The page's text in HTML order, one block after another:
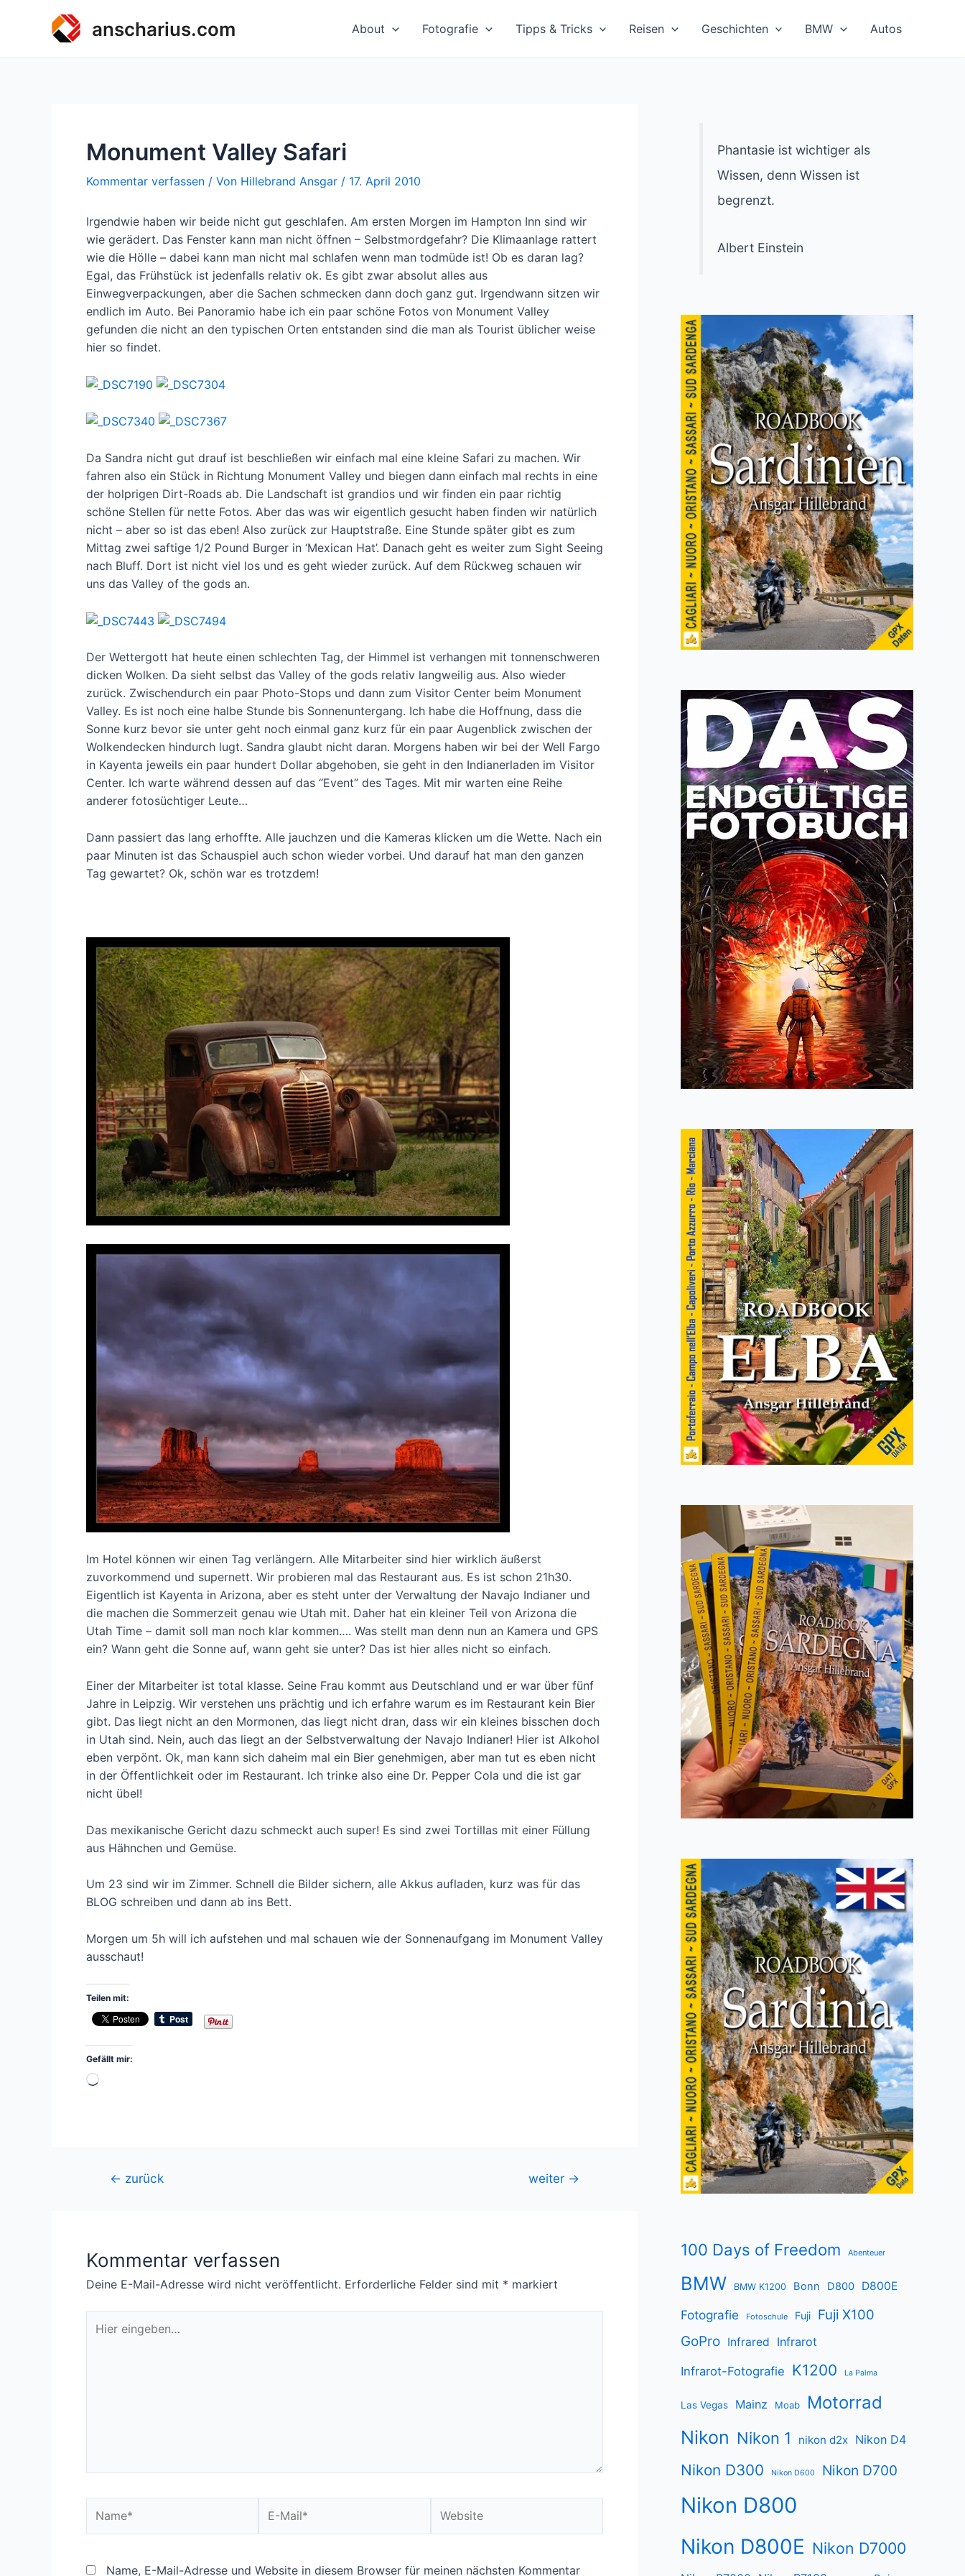
anscharius.com About Fotografie Tipps & Tricks Reisen Geschichten BMW Autos
Monument Valley Safari
Kommentar verfassen / Von Hillebrand Ansgar / 17. April 2010
Irgendwie haben wir beide nicht gut geschlafen. Am ersten Morgen im Hampton Inn sind wir
wie gerädert. Das Fenster kann man nicht öffnen – Selbstmordgefahr? Die Klimaanlage rattert
wie die Hölle – dabei kann man nicht mal schlafen wenn man todmüde ist! Ob es daran lag?
Egal, das Frühstück ist jedenfalls relativ ok. Es gibt zwar absolut alles aus
Einwegverpackungen, aber die Sachen schmecken dann doch ganz gut. Irgendwann sitzen wir
endlich im Auto. Bei Panoramio habe ich ein paar schöne Fotos von Monument Valley
gefunden die nicht an den typischen Orten entstanden sind die man als Tourist üblicher weise
hier so findet.
Da Sandra nicht gut drauf ist beschließen wir einfach mal eine kleine Safari zu machen. Wir
fahren also ein Stück in Richtung Monument Valley und biegen dann einfach mal rechts in eine
der holprigen Dirt-Roads ab. Die Landschaft ist grandios und wir finden ein paar richtig
schöne Stellen für nette Fotos. Aber das was wir eigentlich gesucht haben finden wir natürlich
nicht – aber so ist das eben! Also zurück zur Hauptstraße. Eine Stunde später gibt es zum
Mittag zwei saftige 1/2 Pound Burger in ‘Mexican Hat’. Danach geht es weiter zum Sight Seeing
nach Bluff. Dort ist nicht viel los und es geht wieder zurück. Auf dem Rückweg schauen wir
uns das Valley of the gods an.
Der Wettergott hat heute einen schlechten Tag, der Himmel ist verhangen mit tonnenschweren
dicken Wolken. Da sieht selbst das Valley of the gods relativ langweilig aus. Also wieder
zurück. Zwischendurch ein paar Photo-Stops und dann zum Visitor Center beim Monument
Valley. Es ist noch eine halbe Stunde bis Sonnenuntergang. Ich habe die Hoffnung, dass die
Sonne kurz bevor sie unter geht noch einmal ganz kurz für ein paar Augenblick zwischen der
Wolkendecken hindurch lugt. Sandra glaubt nicht daran. Morgens haben wir bei der Well Fargo
in Kayenta jeweils ein paar hundert Dollar abgehoben, sie geht in den Indianerladen im Visitor
Center. Ich warte während dessen auf das “Event” des Tages. Mit mir warten eine Reihe
anderer fotosüchtiger Leute…
Dann passiert das lang erhoffte. Alle jauchzen und die Kameras klicken um die Wette. Nach ein
paar Minuten ist das Schauspiel auch schon wieder vorbei. Und darauf hat man den ganzen
Tag gewartet? Ok, schön war es trotzdem!
Im Hotel können wir einen Tag verlängern. Alle Mitarbeiter sind hier wirklich äußerst
zuvorkommend und supernett. Wir probieren mal das Restaurant aus. Es ist schon 21h30.
Eigentlich ist Kayenta in Arizona, aber es steht unter der Verwaltung der Navajo Indianer und
die machen die Sommerzeit genau wie Utah mit. Daher hat ein kleiner Teil von Arizona die
Utah Time – damit soll man noch klar kommen…. Was stellt man denn nun an Kamera und GPS
ein? Wann geht die Sonne auf, wann geht sie unter? Das ist hier alles nicht so einfach.
Einer der Mitarbeiter ist total klasse. Seine Frau kommt aus Deutschland und er war über fünf
Jahre in Leipzig. Wir verstehen uns prächtig und ich erfahre warum es im Restaurant kein Bier
gibt. Das liegt nicht an den Mormonen, das liegt nicht dran, dass wir ein kleines bisschen doch
in Utah sind. Nein, auch das liegt an der Selbstverwaltung der Navajo Indianer! Hier ist Alkohol
eben verpönt. Ok, man kann sich daheim mal ein Bier genehmigen, aber man tut es eben nicht
in der Öffentlichkeit oder im Restaurant. Ich trinke also eine Dr. Pepper Cola und die ist gar
nicht übel!
Das mexikanische Gericht dazu schmeckt auch super! Es sind zwei Tortillas mit einer Füllung
aus Hähnchen und Gemüse.
Um 23 sind wir im Zimmer. Schnell die Bilder sichern, alle Akkus aufladen, kurz was für das
BLOG schreiben und dann ab ins Bett.
Morgen um 5h will ich aufstehen und mal schauen wie der Sonnenaufgang im Monument Valley
ausschaut!
Teilen mit:
Gefällt mir:
Wird
Beitragsnavigation
← zurück weiter →
Kommentar verfassen
Deine E-Mail-Adresse wird nicht veröffentlicht. Erforderliche Felder sind mit * markiert
eingeben…
Mail*
Name, E-Mail-Adresse und Website in diesem Browser für meinen nächsten Kommentar
Phantasie ist wichtiger als
Wissen, denn Wissen ist
begrenzt.
Albert Einstein
100 Days of Freedom Abenteuer
BMW BMW K1200 Bonn D800 D800E
Fotografie Fotoschule Fuji Fuji X100
GoPro Infrared Infrarot
Infrarot-Fotografie K1200 La Palma
Las Vegas Mainz Moab Motorrad
Nikon Nikon 1 nikon d2x Nikon D4
Nikon D300 Nikon D600 Nikon D700
Nikon D800
Nikon D800E Nikon D7000